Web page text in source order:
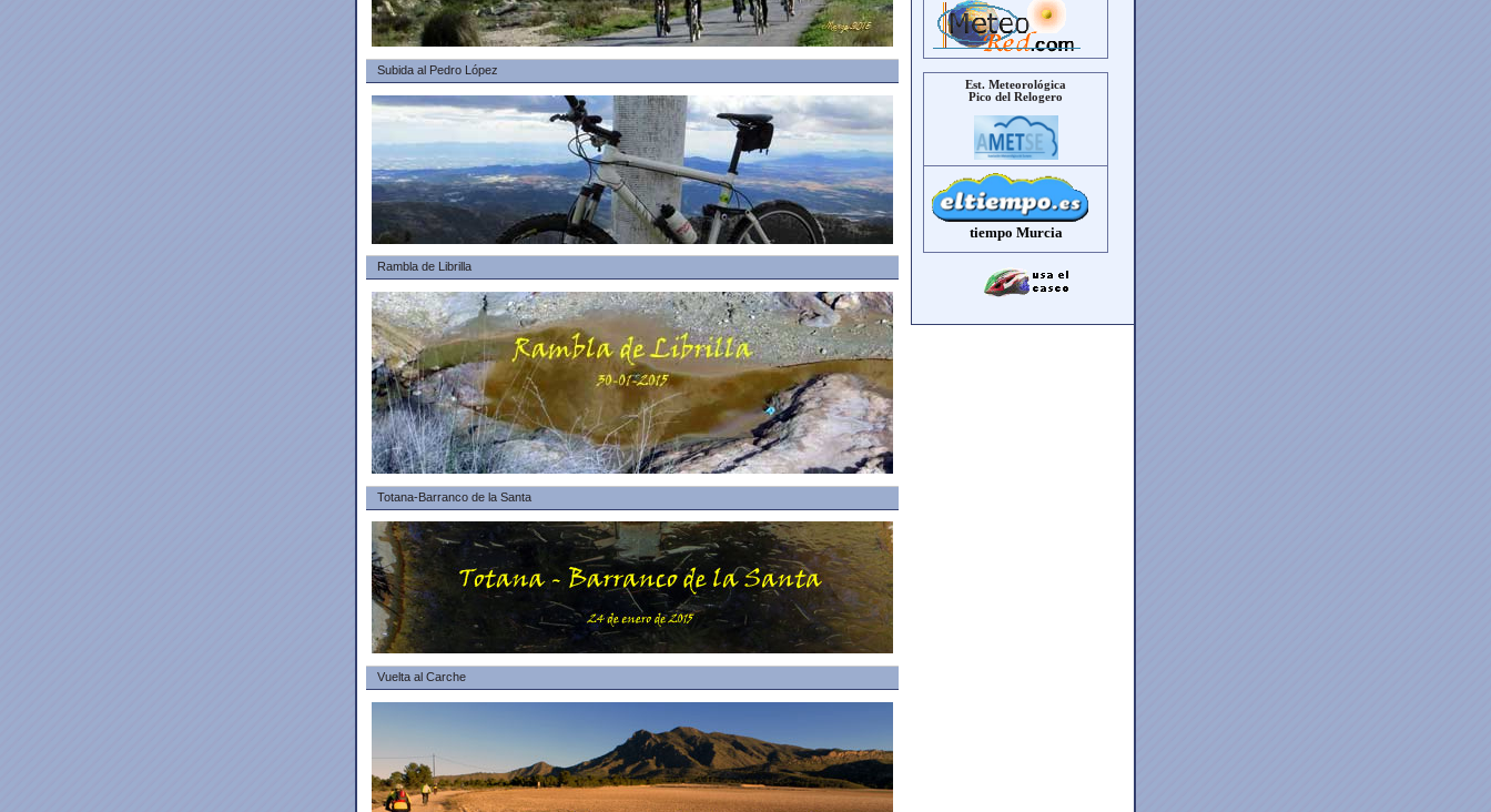
Subida al Pedro López
Rambla de Librilla
Totana-Barranco de la Santa
Vuelta al Carche
Est. Meteorológica
Pico del Relogero
tiempo Murcia